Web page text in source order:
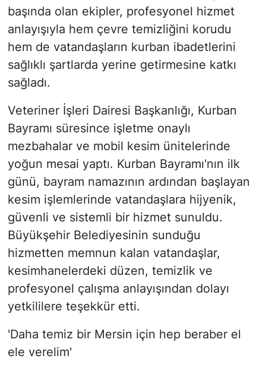
başında olan ekipler, profesyonel hizmet
anlayışıyla hem çevre temizliğini korudu
hem de vatandaşların kurban ibadetlerini
sağlıklı şartlarda yerine getirmesine katkı
sağladı.
Veteriner İşleri Dairesi Başkanlığı, Kurban
Bayramı süresince işletme onaylı
mezbahalar ve mobil kesim ünitelerinde
yoğun mesai yaptı. Kurban Bayramı'nın ilk
günü, bayram namazının ardından başlayan
kesim işlemlerinde vatandaşlara hijyenik,
güvenli ve sistemli bir hizmet sunuldu.
Büyükşehir Belediyesinin sunduğu
hizmetten memnun kalan vatandaşlar,
kesimhanelerdeki düzen, temizlik ve
profesyonel çalışma anlayışından dolayı
yetkililere teşekkür etti.
'Daha temiz bir Mersin için hep beraber el
ele verelim'